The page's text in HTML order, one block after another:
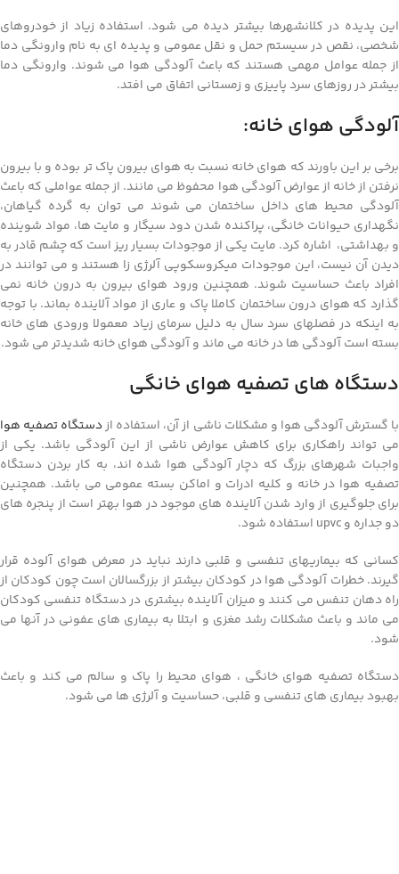
این پدیده در کلانشهرها بیشتر دیده می شود. استفاده زیاد از خودروهای
شخصی، نقص در سیستم حمل و نقل عمومی و پدیده ای به نام وارونگی دما
از جمله عوامل مهمی هستند که باعث آلودگی هوا می شوند. وارونگی دما
بیشتر در روزهای سرد پاییزی و زمستانی اتفاق می افتد.
آلودگی هوای خانه:
برخی بر این باورند که هوای خانه نسبت به هوای بیرون پاک تر بوده و با بیرون
نرفتن از خانه از عوارض آلودگی هوا محفوظ می مانند. از جمله عواملی که باعث
آلودگی محیط های داخل ساختمان می شوند می توان به گرده گیاهان،
نگهداری حیوانات خانگی، پراکنده شدن دود سیگار و مایت ها، مواد شوینده
و بهداشتی، اشاره کرد. مایت یکی از موجودات بسیار ریز است که چشم قادر به
دیدن آن نیست، این موجودات میکروسکوپی آلرژی زا هستند و می توانند در
افراد باعث حساسیت شوند. همچنین ورود هوای بیرون به درون خانه نمی
گذارد که هوای درون ساختمان کاملا پاک و عاری از مواد آلاینده بماند. با توجه
به اینکه در فصلهای سرد سال به دلیل سرمای زیاد معمولا ورودی های خانه
بسته است آلودگی ها در خانه می ماند و آلودگی هوای خانه شدیدتر می شود.
دستگاه های تصفیه هوای خانگی
با گسترش آلودگی هوا و مشکلات ناشی از آن، استفاده ازدستگاه تصفیه هوا
می تواند راهکاری برای کاهش عوارض ناشی از این آلودگی باشد. یکی از
واجبات شهرهای بزرگ که دچار آلودگی هوا شده اند، به کار بردن دستگاه
تصفیه هوا در خانه و کلیه ادرات و اماکن بسته عمومی می باشد. همچنین
برای جلوگیری از وارد شدن آلاینده های موجود در هوا بهتر است از پنجره های
دو جداره و upvc استفاده شود.
کسانی که بیماریهای تنفسی و قلبی دارند نباید در معرض هوای آلوده قرار
گیرند. خطرات آلودگی هوا در کودکان بیشتر از بزرگسالان است چون کودکان از
راه دهان تنفس می کنند و میزان آلاینده بیشتری در دستگاه تنفسی کودکان
می ماند و باعث مشکلات رشد مغزی و ابتلا به بیماری های عفونی در آنها می
شود.
دستگاه تصفیه هوای خانگی ، هوای محیط را پاک و سالم می کند و باعث
بهبود بیماری های تنفسی و قلبی، حساسیت و آلرژی ها می شود.